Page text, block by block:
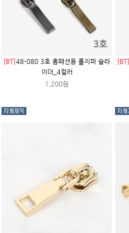
[BT]48-080 3호 홈패션용 롤지퍼 슬라
이더_4컬러
1,200원
[BT]